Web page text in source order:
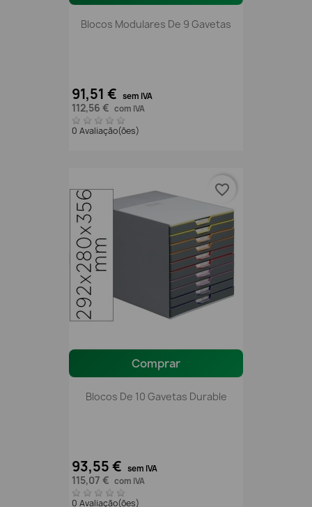
Blocos Modulares De 9 Gavetas
91,51 € sem IVA
112,56 € com IVA
0 Avaliação(ões)
Comprar
Blocos De 10 Gavetas Durable
93,55 € sem IVA
115,07 € com IVA
0 Avaliação(ões)
favorite_border